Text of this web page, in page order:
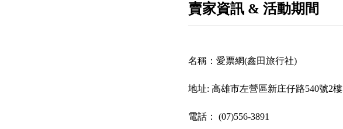
賣家資訊 & 活動期間
名稱： 愛票網(鑫田旅行社)
地址: 高雄市左營區新庄仔路540號2樓
電話： (07)556-3891